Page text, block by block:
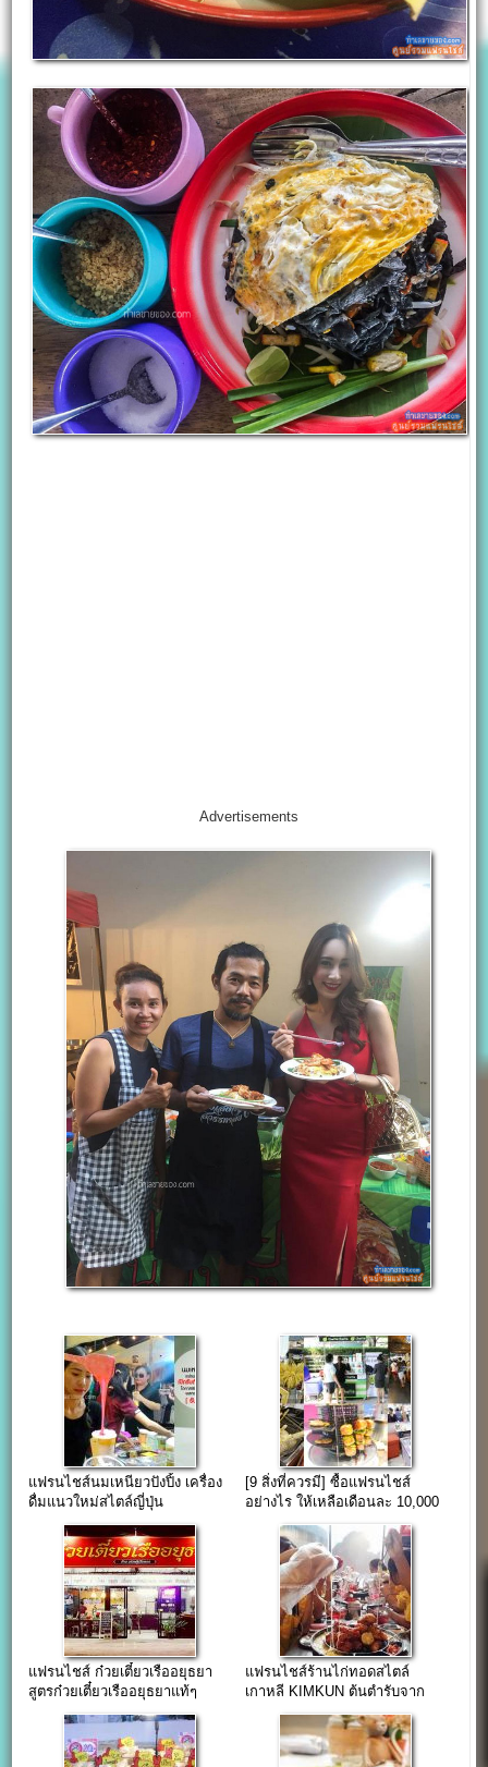
Advertisements
แฟรนไชส์นมเหนียวปังปิ้ง เครื่อง
ดื่มแนวใหม่สไตล์ญี่ปุ่น
[9 สิ่งที่ควรมี] ซื้อแฟรนไชส์
อย่างไร ให้เหลือเดือนละ 10,000
แฟรนไชส์ ก๋วยเตี๋ยวเรืออยุธยา
สูตรก๋วยเตี๋ยวเรืออยุธยาแท้ๆ
แฟรนไชส์ร้านไก่ทอดสไตล์
เกาหลี KIMKUN ต้นตำรับจาก
ประเทศเกาหลีใต้